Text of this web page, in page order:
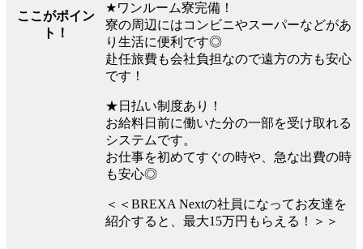
ここがポイン
ト！
★ワンルーム寮完備！
寮の周辺にはコンビニやスーパーなどがあ
り生活に便利です◎
赴任旅費も会社負担なので遠方の方も安心
です！
★日払い制度あり！
お給料日前に働いた分の一部を受け取れる
システムです。
お仕事を初めてすぐの時や、急な出費の時
も安心◎
＜＜BREXA Nextの社員になってお友達を
紹介すると、最大15万円もらえる！＞＞